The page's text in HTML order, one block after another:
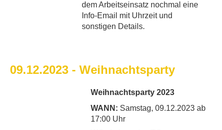
dem Arbeitseinsatz nochmal eine
Info-Email mit Uhrzeit und
sonstigen Details.
09.12.2023 - Weihnachtsparty
Weihnachtsparty 2023
WANN: Samstag, 09.12.2023 ab
17:00 Uhr